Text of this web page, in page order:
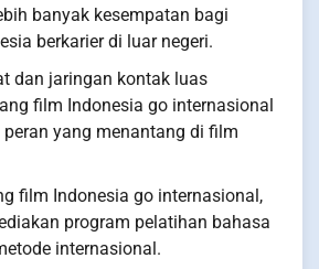
banyak kesempatan bagi
berkarier di luar negeri.
dan jaringan kontak luas
film Indonesia go internasional
yang menantang di film
film Indonesia go internasional,
program pelatihan bahasa
internasional.